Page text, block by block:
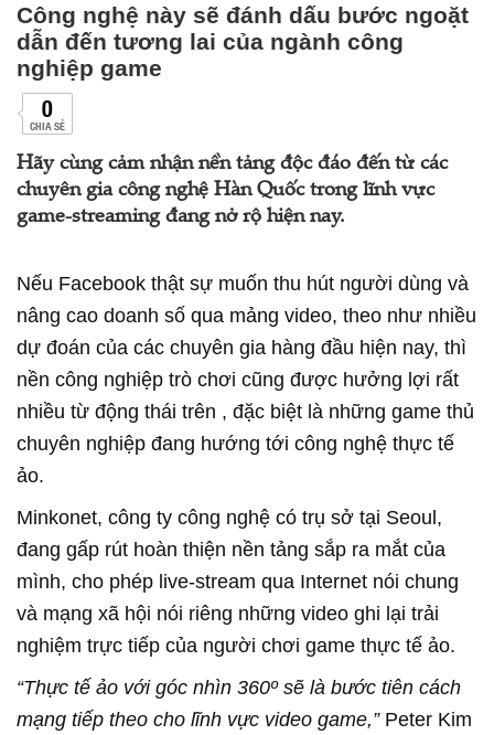
Công nghệ này sẽ đánh dấu bước ngoặt
dẫn đến tương lai của ngành công
nghiệp game
0
CHIA SẺ
Hãy cùng cảm nhận nền tảng độc đáo đến từ các
chuyên gia công nghệ Hàn Quốc trong lĩnh vực
game-streaming đang nở rộ hiện nay.
Nếu Facebook thật sự muốn thu hút người dùng và
nâng cao doanh số qua mảng video, theo như nhiều
dự đoán của các chuyên gia hàng đầu hiện nay, thì
nền công nghiệp trò chơi cũng được hưởng lợi rất
nhiều từ động thái trên , đặc biệt là những game thủ
chuyên nghiệp đang hướng tới công nghệ thực tế
ảo.
Minkonet, công ty công nghệ có trụ sở tại Seoul,
đang gấp rút hoàn thiện nền tảng sắp ra mắt của
mình, cho phép live-stream qua Internet nói chung
và mạng xã hội nói riêng những video ghi lại trải
nghiệm trực tiếp của người chơi game thực tế ảo.
“Thực tế ảo với góc nhìn 360º sẽ là bước tiên cách
mạng tiếp theo cho lĩnh vực video game,”Peter Kim